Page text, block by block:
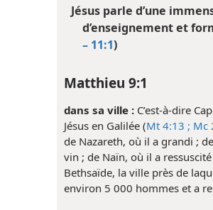
Jésus parle d’une
d’enseignement et
– 11:1)
Matthieu 9:1
dans sa ville : C’est-à-dire
Jésus en Galilée (Mt 4:13 ; Mc
de Nazareth, où il a grandi ;
vin ; de Naïn, où il a
Bethsaïde, la ville près de
environ 5 000 hommes et a